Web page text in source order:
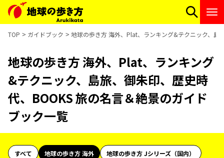
TOP ガイドブック 地球の歩き方 海外、Plat、ランキング&テクニック、島
地球の歩き方 海外、Plat、ランキング
&テクニック、島旅、御朱印、歴史時
代、BOOKS 旅の名言＆絶景のガイド
ブック一覧
すべて 地球の歩き方 海外
地球の歩き方 Jシリーズ（国内）